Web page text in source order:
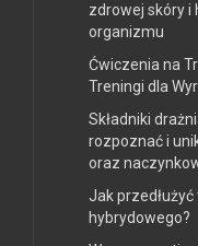
zdrowej skóry i
organizmu
Ćwiczenia na
Treningi dla
Składniki
rozpoznać i
oraz
Jak
hybrydowego?